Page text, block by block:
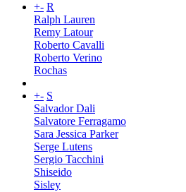
+- R
Ralph Lauren
Remy Latour
Roberto Cavalli
Roberto Verino
Rochas
+- S
Salvador Dali
Salvatore Ferragamo
Sara Jessica Parker
Serge Lutens
Sergio Tacchini
Shiseido
Sisley